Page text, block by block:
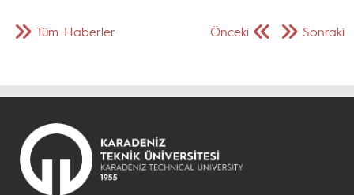
Önceki Sonraki
Tüm Haberler